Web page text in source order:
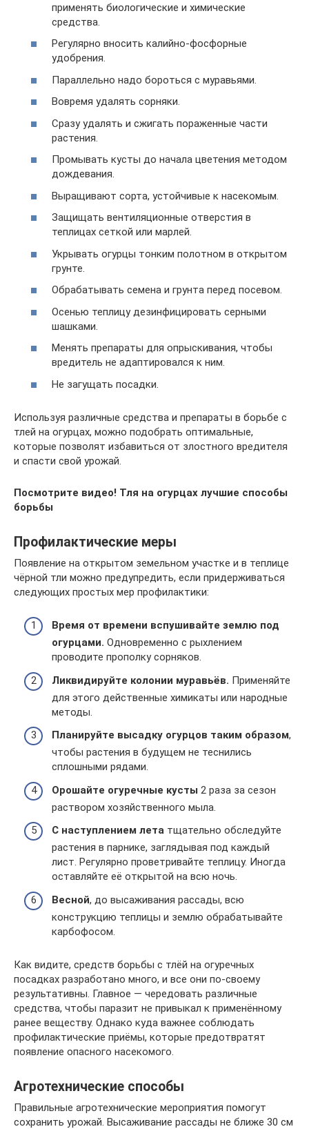
применять биологические и химические
средства.
Регулярно вносить калийно-фосфорные
удобрения.
Параллельно надо бороться с муравьями.
Вовремя удалять сорняки.
Сразу удалять и сжигать пораженные части
растения.
Промывать кусты до начала цветения методом
дождевания.
Выращивают сорта, устойчивые к насекомым.
Защищать вентиляционные отверстия в
теплицах сеткой или марлей.
Укрывать огурцы тонким полотном в открытом
грунте.
Обрабатывать семена и грунта перед посевом.
Осенью теплицу дезинфицировать серными
шашками.
Менять препараты для опрыскивания, чтобы
вредитель не адаптировался к ним.
Не загущать посадки.
Используя различные средства и препараты в борьбе с
тлей на огурцах, можно подобрать оптимальные,
которые позволят избавиться от злостного вредителя
и спасти свой урожай.
Посмотрите видео! Тля на огурцах лучшие способы
борьбы
Профилактические меры
Появление на открытом земельном участке и в теплице
чёрной тли можно предупредить, если придерживаться
следующих простых мер профилактики:
Время от времени вспушивайте землю под
огурцами. Одновременно с рыхлением
проводите прополку сорняков.
Ликвидируйте колонии муравьёв. Применяйте
для этого действенные химикаты или народные
методы.
Планируйте высадку огурцов таким образом,
чтобы растения в будущем не теснились
сплошными рядами.
Орошайте огуречные кусты 2 раза за сезон
раствором хозяйственного мыла.
С наступлением лета тщательно обследуйте
растения в парнике, заглядывая под каждый
лист. Регулярно проветривайте теплицу. Иногда
оставляйте её открытой на всю ночь.
Весной, до высаживания рассады, всю
конструкцию теплицы и землю обрабатывайте
карбофосом.
Как видите, средств борьбы с тлёй на огуречных
посадках разработано много, и все они по-своему
результативны. Главное — чередовать различные
средства, чтобы паразит не привыкал к применённому
ранее веществу. Однако куда важнее соблюдать
профилактические приёмы, которые предотвратят
появление опасного насекомого.
Агротехнические способы
Правильные агротехнические мероприятия помогут
сохранить урожай. Высаживание рассады не ближе 30 см